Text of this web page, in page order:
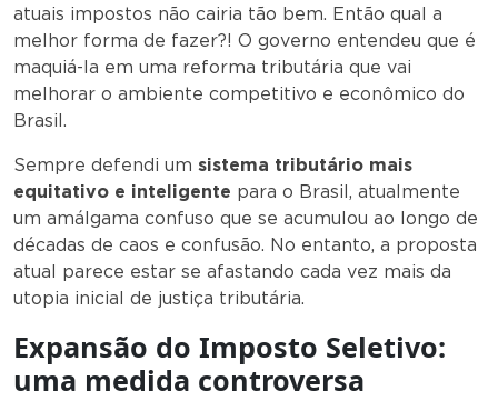
atuais impostos não cairia tão bem. Então qual a
melhor forma de fazer?! O governo entendeu que é
maquiá-la em uma reforma tributária que vai
melhorar o ambiente competitivo e econômico do
Brasil.
Sempre defendi um sistema tributário mais
equitativo e inteligente para o Brasil, atualmente
um amálgama confuso que se acumulou ao longo de
décadas de caos e confusão. No entanto, a proposta
atual parece estar se afastando cada vez mais da
utopia inicial de justiça tributária.
Expansão do Imposto Seletivo:
uma medida controversa